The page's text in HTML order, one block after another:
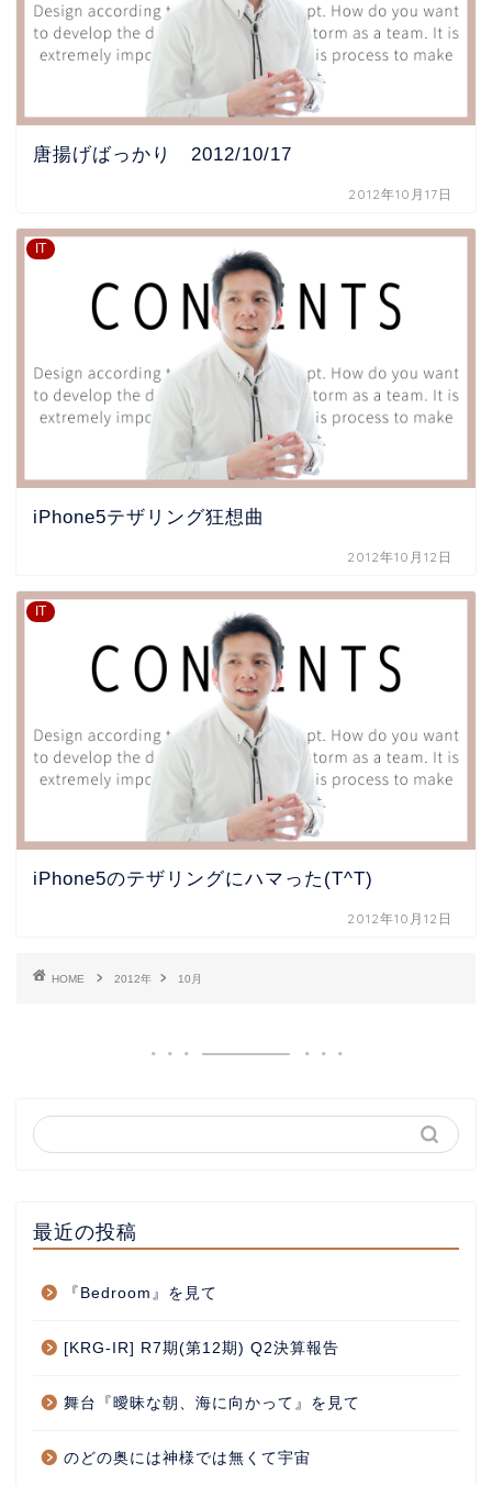
唐揚げばっかり 2012/10/17
2012年10月17日
IT
iPhone5テザリング狂想曲
2012年10月12日
IT
iPhone5のテザリングにハマった(T^T)
2012年10月12日
HOME 2012年 10月
最近の投稿
『Bedroom』を見て
[KRG-IR] R7期(第12期) Q2決算報告
舞台『曖昧な朝、海に向かって』を見て
のどの奥には神様では無くて宇宙